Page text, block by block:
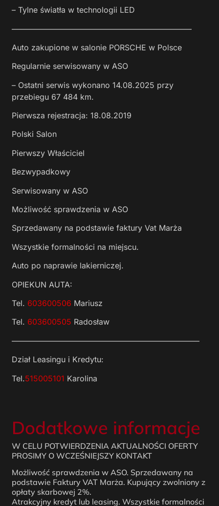
– Tylne światła w technologii LED
———————————————————————
Auto zakupione w salonie PORSCHE w Polsce
Regularnie serwisowany w ASO
– Ostatni serwis wykonano 14.08.2025 przy
przebiegu 67 484 km.
Pierwsza rejestracja: 18.08.2019
Polski Salon
Pierwszy Właściciel
Bezwypadkowy
Serwisowany w ASO
Możliwość sprawdzenia w ASO
Sprzedawany na podstawie faktury Vat Marża
Wszystkie formalności na miejscu.
Auto po naprawie lakierniczej.
OPIEKUN AUTA:
Tel. 603600506 Mariusz
Tel. 603600505 Radosław
————————————————————————
Dział Leasingu i Kredytu:
Tel.515005101 Karolina
Dodatkowe informacje
W CELU POTWIERDZENIA AKTUALNOŚCI OFERTY
PROSIMY O WCZEŚNIEJSZY KONTAKT
Możliwość sprawdzenia w ASO. Sprzedawany na
podstawie Faktury VAT Marża. Kupujący zwolniony z
opłaty skarbowej 2%.
Atrakcyjny kredyt lub leasing. Wszystkie formalności